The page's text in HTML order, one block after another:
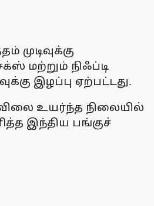
மற்றும் நிஃப்டி
இழப்பு ஏற்பட்டது.
உயர்ந்த நிலையில்
இந்திய பங்குச்